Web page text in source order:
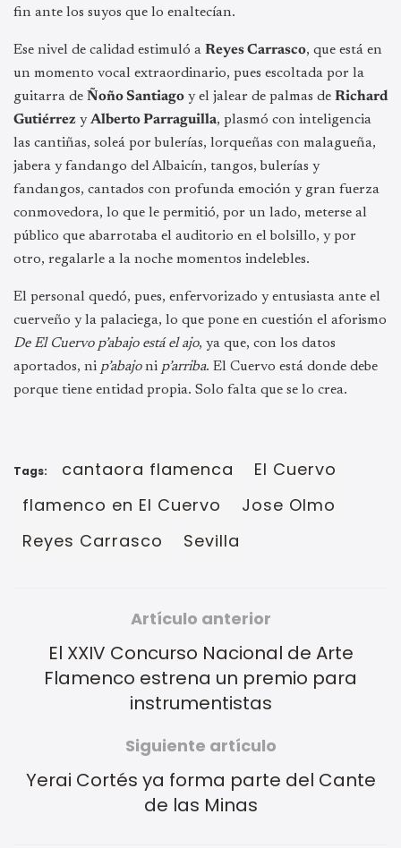
fin ante los suyos que lo enaltecían.
Ese nivel de calidad estimuló a Reyes Carrasco, que está en
un momento vocal extraordinario, pues escoltada por la
guitarra de Ñoño Santiago y el jalear de palmas de Richard
Gutiérrez yAlberto Parraguilla, plasmó con inteligencia
las cantiñas, soleá por bulerías, lorqueñas con malagueña,
jabera y fandango del Albaicín, tangos, bulerías y
fandangos, cantados con profunda emoción y gran fuerza
conmovedora, lo que le permitió, por un lado, meterse al
público que abarrotaba el auditorio en el bolsillo, y por
otro, regalarle a la noche momentos indelebles.
El personal quedó, pues, enfervorizado y entusiasta ante el
cuerveño y la palaciega, lo que pone en cuestión el aforismo
De El Cuervo p’abajo está el ajo, ya que, con los datos
aportados, ni p’abajoni p’arriba. El Cuervo está donde debe
porque tiene entidad propia. Solo falta que se lo crea.
Tags: cantaora flamenca
El Cuervo
flamenco en El Cuervo
Jose Olmo
Reyes Carrasco
Sevilla
Artículo anterior
El XXIV Concurso Nacional de Arte
Flamenco estrena un premio para
instrumentistas
Siguiente artículo
Yerai Cortés ya forma parte del Cante
de las Minas